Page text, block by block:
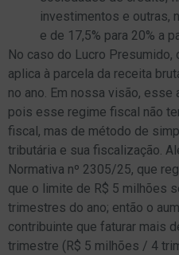
investimentos e outras,
e de 17,5% para 20% a
No caso do Lucro Presumido,
aplica à parcela da receita
no ano. Em nossa visão, esse
pois esse regime fiscal não
fiscal, mas de método de
tributária e sua fiscalização.
Normativa nº 2305/25, que
que o limite de R$ 5 milhões
trimestres do ano; então o
contribuinte que faturar mais
trimestre (R$ 5 milhões / 4